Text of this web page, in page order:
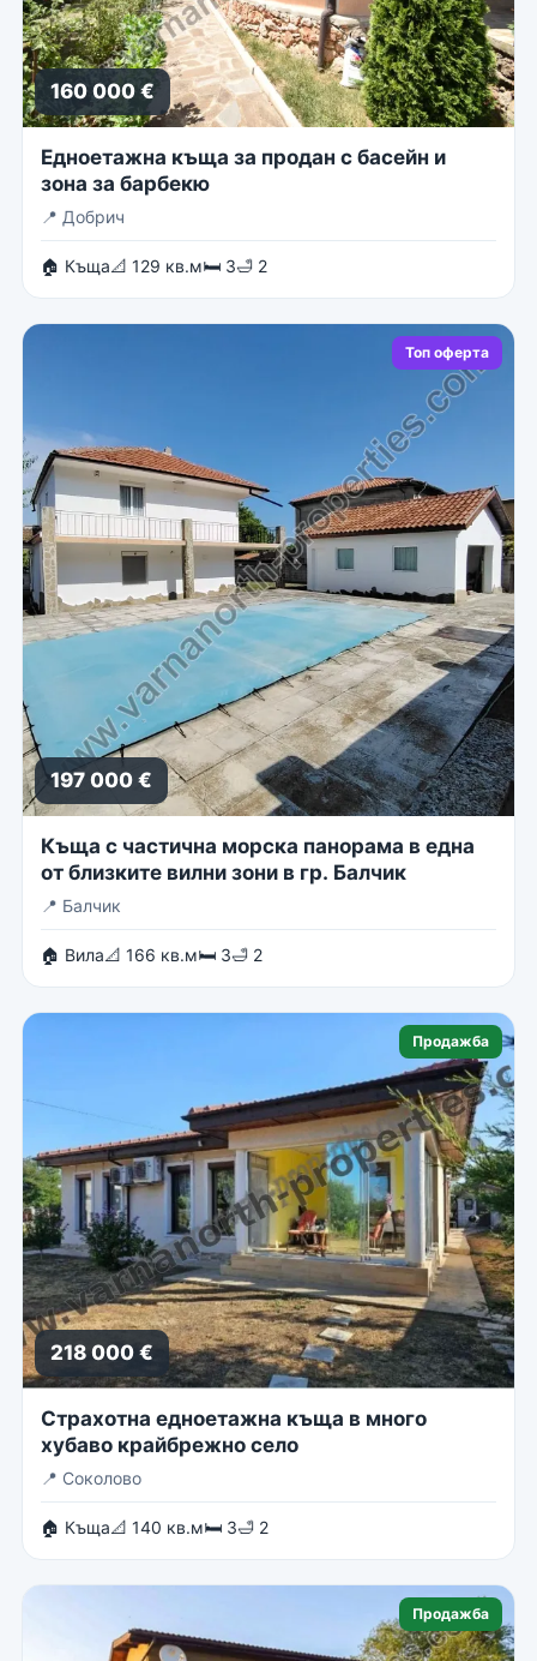
160 000 €
Едноетажна къща за продан с басейн и
зона за барбекю
📍 Добрич
🏠 Къща📐 129 кв.м🛏 3🛁 2
Топ оферта
197 000 €
Къща с частична морска панорама в една
от близките вилни зони в гр. Балчик
📍 Балчик
🏠 Вила📐 166 кв.м🛏 3🛁 2
Продажба
218 000 €
Страхотна едноетажна къща в много
хубаво крайбрежно село
📍 Соколово
🏠 Къща📐 140 кв.м🛏 3🛁 2
Продажба